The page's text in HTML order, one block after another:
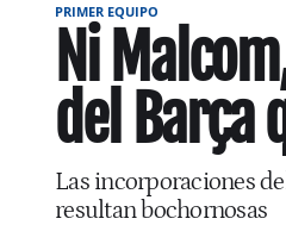
PRIMER EQUIPO
Ni
del Barça
Las incorporaciones
resultan bochornosas